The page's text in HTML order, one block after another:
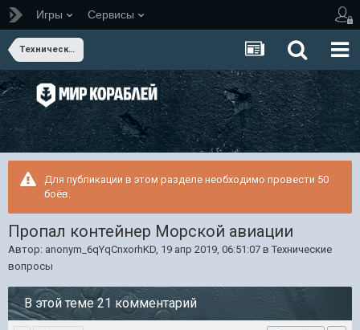
Игры Сервисы
Технические вопросы
Для публикации в этом разделе необходимо провести 50
боёв.
Пропал контейнер Морской авиации
Автор: anonym_6qYqCnxorhKD, 19 апр 2019, 06:51:07 в Технические
вопросы
В этой теме 21 комментарий